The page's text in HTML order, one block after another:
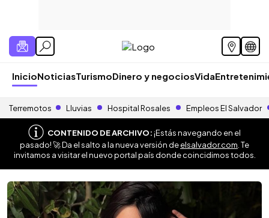
InicioNoticiasTurismoDinero y negociosVida
Terremotos Lluvias Hospital Rosales Empleos El Salvador
CONTENIDO DE ARCHIVO:¡Estás navegando en el
pasado! 🚀 Da el salto a la nueva versión deelsalvador.com . Te
invitamos a visitar el nuevo portal país donde coincidimos todos.